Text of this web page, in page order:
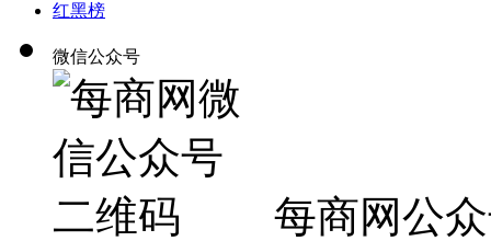
红黑榜
微信公众号
每商网公